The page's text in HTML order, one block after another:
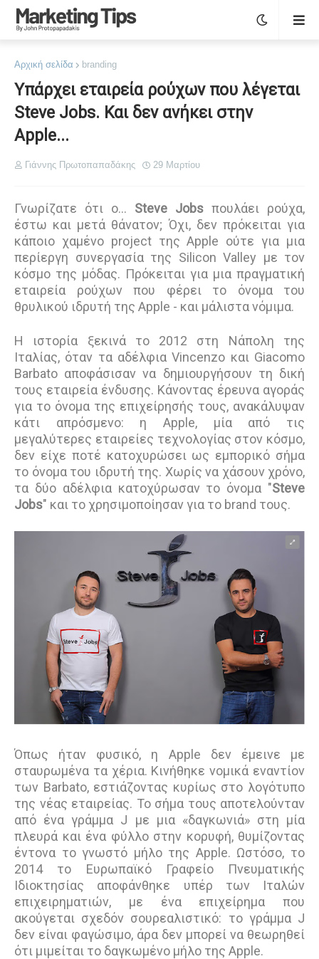
Αρχική σελίδα branding
Υπάρχει εταιρεία ρούχων που λέγεται
Steve Jobs. Και δεν ανήκει στην
Apple...
Γιάννης Πρωτοπαπαδάκης 29 Μαρτίου
Γνωρίζατε ότι ο… Steve Jobs πουλάει ρούχα,
έστω και μετά θάνατον; Όχι, δεν πρόκειται για
κάποιο χαμένο project της Apple ούτε για μια
περίεργη συνεργασία της Silicon Valley με τον
κόσμο της μόδας. Πρόκειται για μια πραγματική
εταιρεία ρούχων που φέρει το όνομα του
θρυλικού ιδρυτή της Apple - και μάλιστα νόμιμα.
Η ιστορία ξεκινά το 2012 στη Νάπολη της
Ιταλίας, όταν τα αδέλφια Vincenzo και Giacomo
Barbato αποφάσισαν να δημιουργήσουν τη δική
τους εταιρεία ένδυσης. Κάνοντας έρευνα αγοράς
για το όνομα της επιχείρησής τους, ανακάλυψαν
κάτι απρόσμενο: η Apple, μία από τις
μεγαλύτερες εταιρείες τεχνολογίας στον κόσμο,
δεν είχε ποτέ κατοχυρώσει ως εμπορικό σήμα
το όνομα του ιδρυτή της. Χωρίς να χάσουν χρόνο,
τα δύο αδέλφια κατοχύρωσαν το όνομα "Steve
Jobs" και το χρησιμοποίησαν για το brand τους.
Όπως ήταν φυσικό, η Apple δεν έμεινε με
σταυρωμένα τα χέρια. Κινήθηκε νομικά εναντίον
των Barbato, εστιάζοντας κυρίως στο λογότυπο
της νέας εταιρείας. Το σήμα τους αποτελούνταν
από ένα γράμμα J με μια «δαγκωνιά» στη μία
πλευρά και ένα φύλλο στην κορυφή, θυμίζοντας
έντονα το γνωστό μήλο της Apple. Ωστόσο, το
2014 το Ευρωπαϊκό Γραφείο Πνευματικής
Ιδιοκτησίας αποφάνθηκε υπέρ των Ιταλών
επιχειρηματιών, με ένα επιχείρημα που
ακούγεται σχεδόν σουρεαλιστικό: το γράμμα J
δεν είναι φαγώσιμο, άρα δεν μπορεί να θεωρηθεί
ότι μιμείται το δαγκωμένο μήλο της Apple.